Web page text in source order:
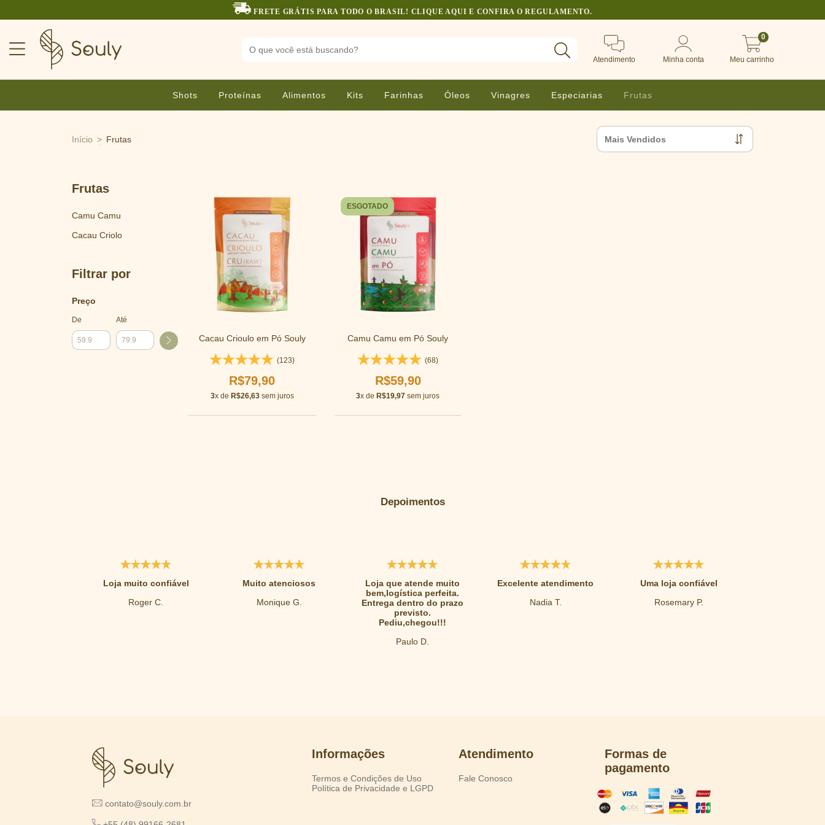
FRETE GRÁTIS PARA TODO O BRASIL! CLIQUE AQUI E CONFIRA O REGULAMENTO.
Atendimento Minha conta Meu carrinho
0
Shots Proteínas Alimentos Kits Farinhas Óleos Vinagres Especiarias Frutas
Início > Frutas
Frutas
Camu Camu
Cacau Criolo
Filtrar por
Preço
De Até
Cacau Crioulo em Pó Souly
(123)
R$79,90
3x de R$26,63sem juros
ESGOTADO
Camu Camu em Pó Souly
(68)
R$59,90
3x deR$19,97 sem juros
Depoimentos
Loja muito confiável
Roger C.
Muito atenciosos
Monique G.
Loja que atende muito
bem,logística perfeita.
Entrega dentro do prazo
previsto.
Pediu,chegou!!!
Paulo D.
Excelente atendimento
Nadia T.
Uma loja confiável
Rosemary P.
contato@souly.com.br
Informações
Termos e Condições de Uso
Política de Privacidade e LGPD
Atendimento
Fale Conosco
Formas de
pagamento